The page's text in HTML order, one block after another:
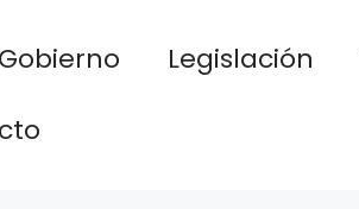
Gobierno Legislación